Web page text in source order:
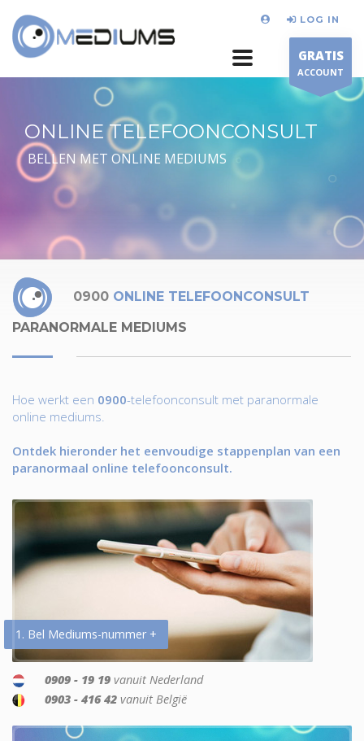
LOG IN
GRATIS
ACCOUNT
ONLINE TELEFOONCONSULT
BELLEN MET ONLINE MEDIUMS
0900 ONLINE TELEFOONCONSULT
PARANORMALE MEDIUMS
Hoe werkt een 0900-telefoonconsult met paranormale
online mediums.
Ontdek hieronder het eenvoudige stappenplan van een
paranormaal online telefoonconsult.
1. Bel Mediums-nummer +
0909 - 19 19 vanuit Nederland
0903 - 416 42 vanuit België